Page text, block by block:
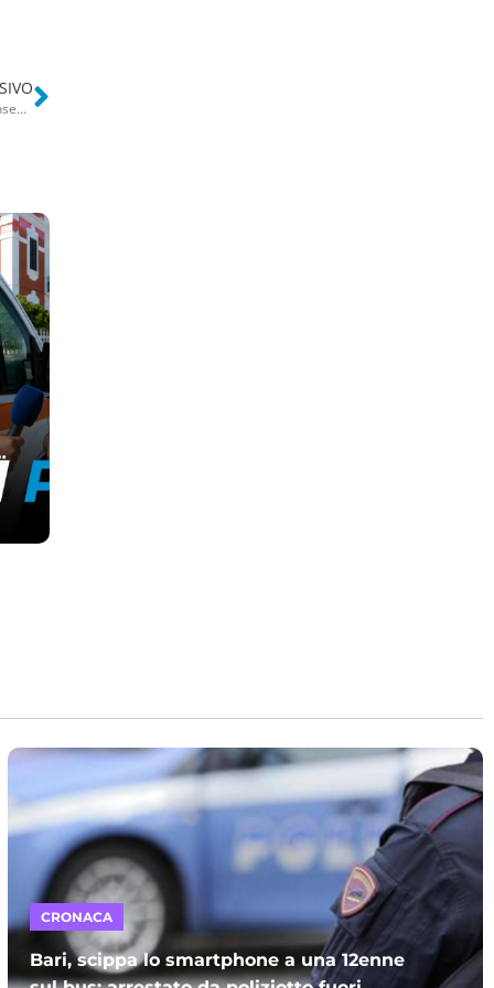
Choc in una scuola di Bitonto, schiaffi e punizioni ai bimbi: sospesa insegnante di 65 anni
CRONACA
Bari, scippa lo smartphone a una 12enne